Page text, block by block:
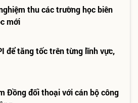
thu các trường học biên
mới
để tăng tốc trên từng lĩnh vực,
Đồng đối thoại với cán bộ công